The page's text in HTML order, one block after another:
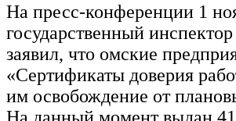
На пресс-конференции 1
государственный
заявил, что омские
«Сертификаты доверия
им освобождение от